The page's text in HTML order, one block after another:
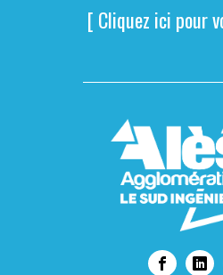
[ Cliquez ici pour